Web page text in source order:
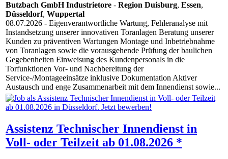
Butzbach GmbH Industrietore - Region Duisburg, Essen,
Düsseldorf, Wuppertal
08.07.2026 - Eigenverantwortliche Wartung, Fehleranalyse mit
Instandsetzung unserer innovativen Toranlagen Beratung unserer
Kunden zu präventiven Wartungen Montage und Inbetriebnahme
von Toranlagen sowie die vorausgehende Prüfung der baulichen
Gegebenheiten Einweisung des Kundenpersonals in die
Torfunktionen Vor- und Nachbereitung der
Service-/Montageeinsätze inklusive Dokumentation Aktiver
Austausch und enge Zusammenarbeit mit dem Innendienst sowie...
Assistenz Technischer Innendienst in
Voll- oder Teilzeit ab 01.08.2026 *